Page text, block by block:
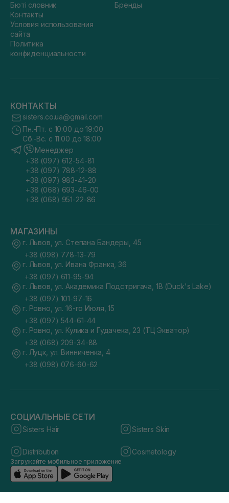
Бюті словник
Контакты
Условия использования
сайта
Политика
конфиденциальности
Бренды
КОНТАКТЫ
sisters.co.ua@gmail.com
Пн.-Пт. с 10:00 до 19:00
Сб.-Вс. с 11:00 до 18:00
Менеджер
+38 (097) 612-54-81
+38 (097) 788-12-88
+38 (097) 983-41-20
+38 (068) 693-46-00
+38 (068) 951-22-86
МАГАЗИНЫ
г. Львов, ул. Степана Бандеры, 45
+38 (098) 778-13-79
г. Львов, ул. Ивана Франка, 36
+38 (097) 611-95-94
г. Львов, ул. Академика Подстригача, 1В (Duck's Lake)
+38 (097) 101-97-16
г. Ровно, ул. 16-го Июля, 15
+38 (097) 544-61-44
г. Ровно, ул. Кулика и Гудачека, 23 (ТЦ Экватор)
+38 (068) 209-34-88
г. Луцк, ул. Винниченка, 4
+38 (098) 076-60-62
СОЦИАЛЬНЫЕ СЕТИ
Sisters Hair Sisters Skin
Distribution Cosmetology
Загружайте мобильное приложение